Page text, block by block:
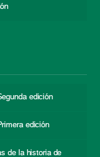
edición
edición
de la historia de